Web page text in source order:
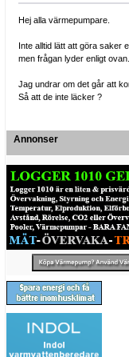
Hej alla värmepumpare.
Inte alltid lätt att göra saker
men frågan lyder enligt ovan.
Jag undrar om det går att
Så att de inte läcker ?
Annonser